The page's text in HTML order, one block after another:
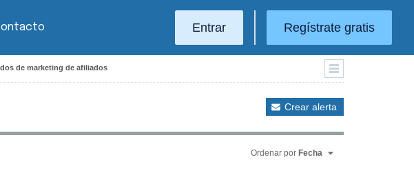
Entrar Regístrate gratis
de marketing de afiliados
Crear alerta
Ordenar por Fecha